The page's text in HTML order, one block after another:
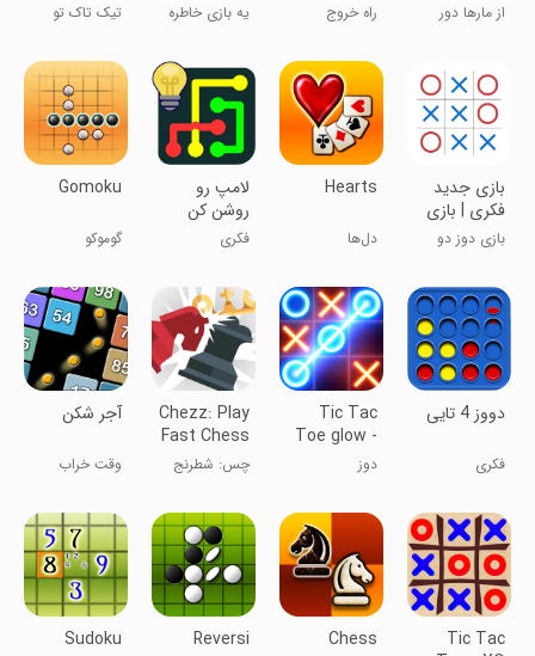
از مارها دور
راه خروج
یه بازی خاطره
تیک تاک تو
‏‏‏‏بازی جدید
فکری | بازی
دوز
بازی دوز دو
Hearts
دل‌ها
لامپ رو
روشن کن
فکری
Gomoku
گوموکو
‏‏دووز 4 تایی
فکری
Tic Tac
Toe glow -
Puzzle
Game
دوز
Chezz: Play
Fast Chess
چس: شطرنج
آجر شکن
وقت خراب
Tic Tac
Chess
Reversi
Sudoku